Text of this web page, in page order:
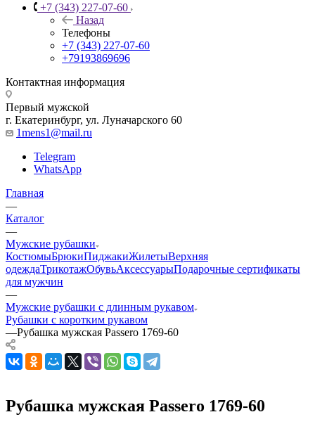
+7 (343) 227-07-60
Назад
Телефоны
+7 (343) 227-07-60
+79193869696
Контактная информация
Первый мужской
г. Екатеринбург, ул. Луначарского 60
1mens1@mail.ru
Telegram
WhatsApp
Главная
—
Каталог
—
Мужские рубашки
КостюмыБрюкиПиджакиЖилетыВерхняя
одеждаТрикотажОбувьАксессуарыПодарочные сертификаты
для мужчин
—
Мужские рубашки с длинным рукавом
Рубашки с коротким рукавом
—Рубашка мужская Passero 1769-60
Рубашка мужская Passero 1769-60